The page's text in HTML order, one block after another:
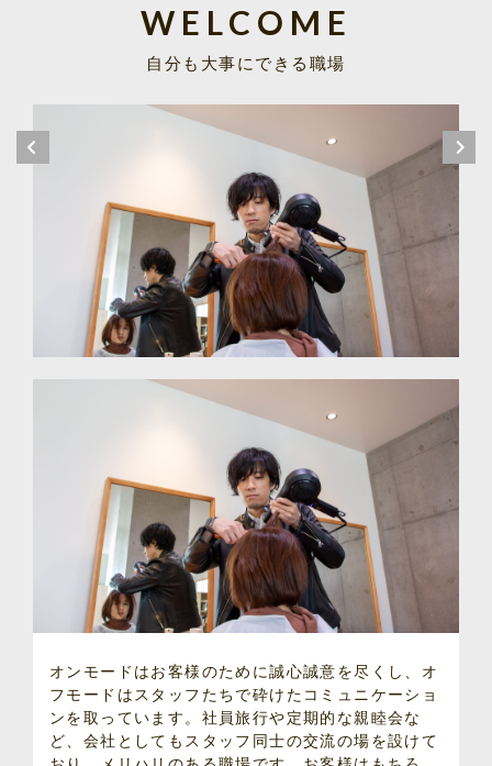
WELCOME
自分も大事にできる職場
オンモードはお客様のために誠心誠意を尽くし、オ
フモードはスタッフたちで砕けたコミュニケーショ
ンを取っています。社員旅行や定期的な親睦会な
ど、会社としてもスタッフ同士の交流の場を設けて